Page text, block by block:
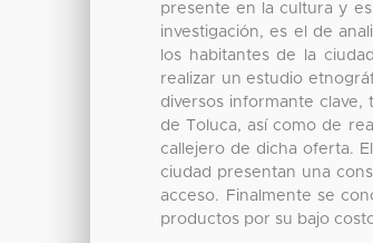
presente en la cultura y
investigación, es el de
los habitantes de la
realizar un estudio
diversos informante clave,
de Toluca, así como de
callejero de dicha oferta.
ciudad presentan una
acceso. Finalmente se
productos por su bajo